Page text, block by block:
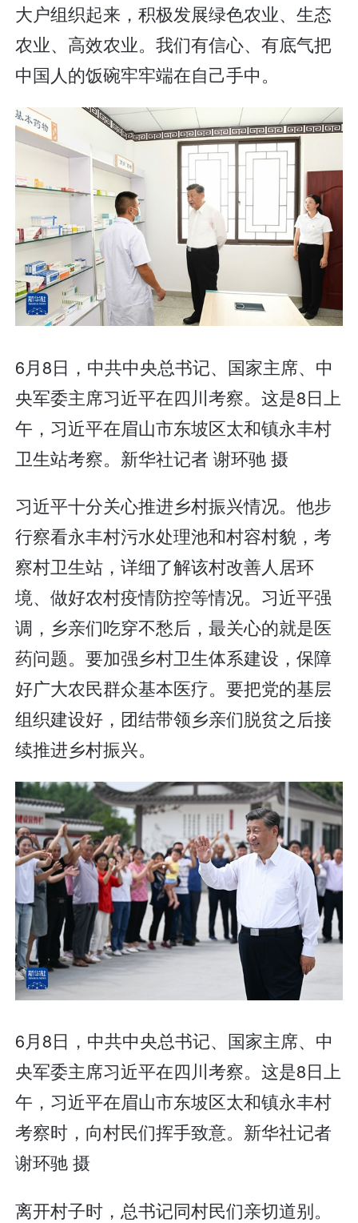
大户组织起来，积极发展绿色农业、生态
农业、高效农业。我们有信心、有底气把
中国人的饭碗牢牢端在自己手中。
6月8日，中共中央总书记、国家主席、中
央军委主席习近平在四川考察。这是8日上
午，习近平在眉山市东坡区太和镇永丰村
卫生站考察。新华社记者 谢环驰 摄
习近平十分关心推进乡村振兴情况。他步
行察看永丰村污水处理池和村容村貌，考
察村卫生站，详细了解该村改善人居环
境、做好农村疫情防控等情况。习近平强
调，乡亲们吃穿不愁后，最关心的就是医
药问题。要加强乡村卫生体系建设，保障
好广大农民群众基本医疗。要把党的基层
组织建设好，团结带领乡亲们脱贫之后接
续推进乡村振兴。
6月8日，中共中央总书记、国家主席、中
央军委主席习近平在四川考察。这是8日上
午，习近平在眉山市东坡区太和镇永丰村
考察时，向村民们挥手致意。新华社记者
谢环驰 摄
离开村子时，总书记同村民们亲切道别。